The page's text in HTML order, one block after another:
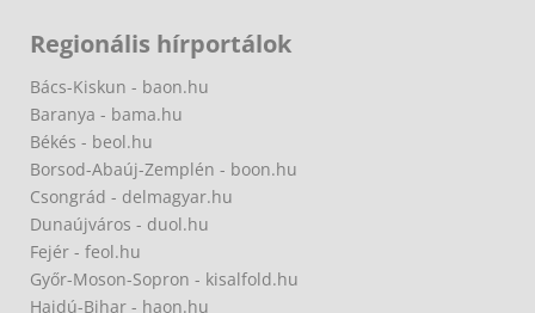
Regionális hírportálok
Bács-Kiskun - baon.hu
Baranya - bama.hu
Békés - beol.hu
Borsod-Abaúj-Zemplén - boon.hu
Csongrád - delmagyar.hu
Dunaújváros - duol.hu
Fejér - feol.hu
Győr-Moson-Sopron - kisalfold.hu
Hajdú-Bihar - haon.hu